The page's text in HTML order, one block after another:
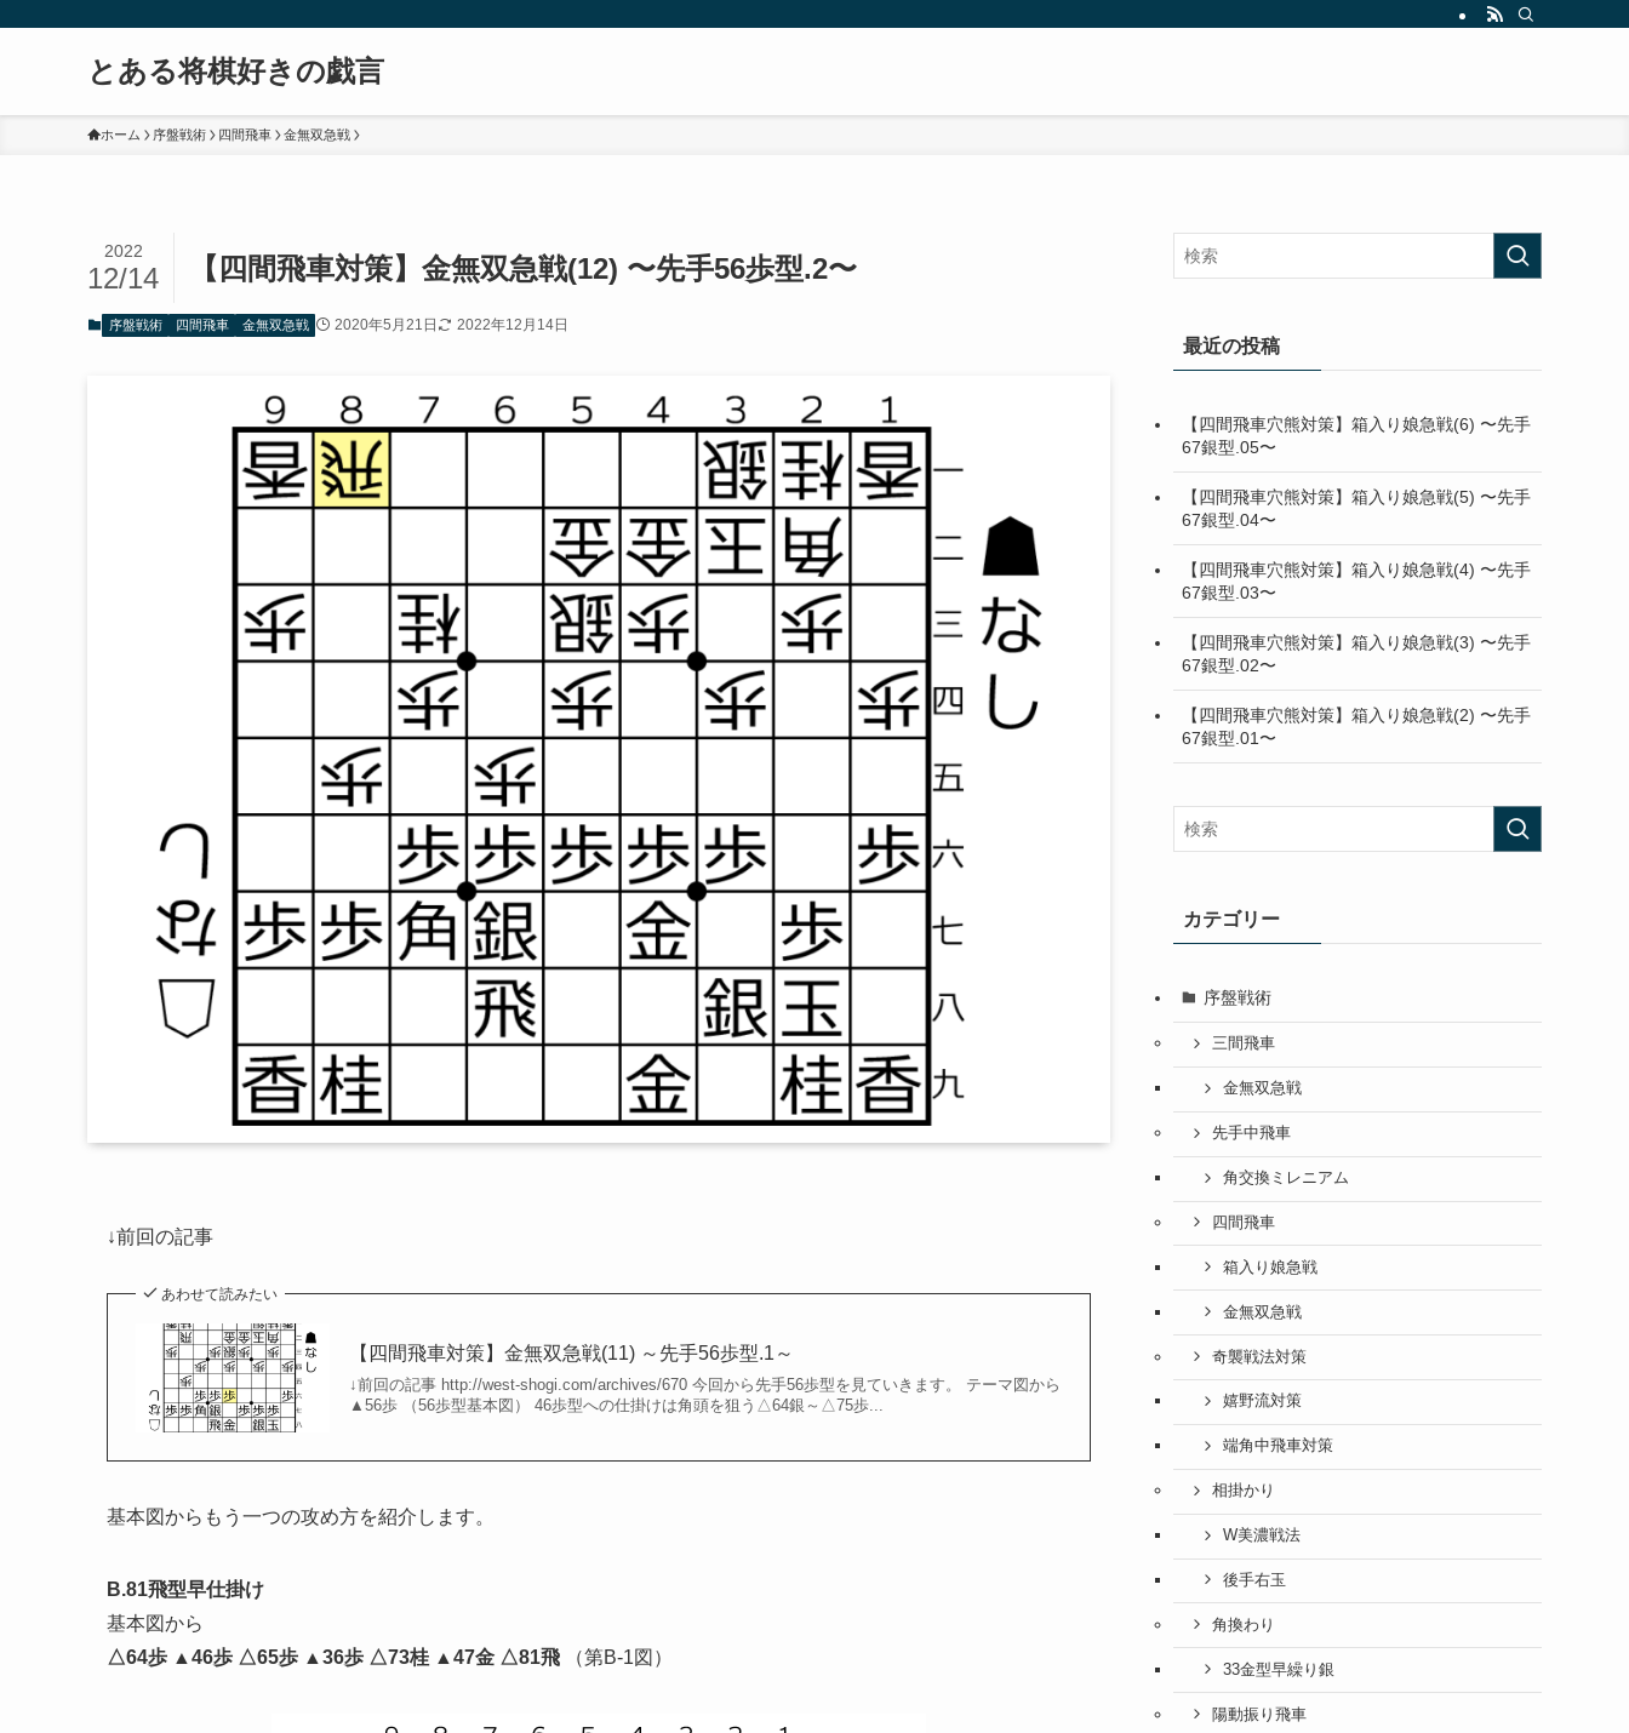
とある将棋好きの戯言
ホーム 序盤戦術 四間飛車 金無双急戦
【四間飛車対策】金無双急戦(12) 〜先手56歩型.2〜
2022
12/14
序盤戦術 四間飛車 金無双急戦 2020年5月21日 2022年12月14日
↓前回の記事
あわせて読みたい
【四間飛車対策】金無双急戦(11) ～先手56歩型.1～
↓前回の記事 http://west-shogi.com/archives/670 今回から先手56歩型を見ていきます。 テーマ図から
▲56歩 （56歩型基本図） 46歩型への仕掛けは角頭を狙う△64銀～△75歩...
基本図からもう一つの攻め方を紹介します。
B.81飛型早仕掛け
基本図から
△64歩 ▲46歩 △65歩 ▲36歩 △73桂 ▲47金 △81飛
（第B-1図）
最近の投稿
【四間飛車穴熊対策】箱入り娘急戦(6) 〜先手
67銀型.05〜
【四間飛車穴熊対策】箱入り娘急戦(5) 〜先手
67銀型.04〜
【四間飛車穴熊対策】箱入り娘急戦(4) 〜先手
67銀型.03〜
【四間飛車穴熊対策】箱入り娘急戦(3) 〜先手
67銀型.02〜
【四間飛車穴熊対策】箱入り娘急戦(2) 〜先手
67銀型.01〜
カテゴリー
序盤戦術
三間飛車
金無双急戦
先手中飛車
角交換ミレニアム
四間飛車
箱入り娘急戦
金無双急戦
奇襲戦法対策
嬉野流対策
端角中飛車対策
相掛かり
W美濃戦法
後手右玉
角換わり
33金型早繰り銀
陽動振り飛車